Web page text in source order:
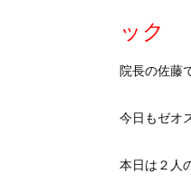
ック
院長の佐藤
今日もゼオ
本日は２人